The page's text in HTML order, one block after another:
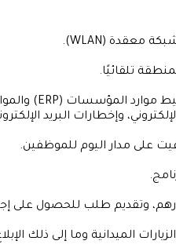
تلقائيًا.
وإخطارات البريد
على مدار اليوم للموظفين.
وتقديم طلب للحصول على
الميدانية وما إلى ذلك